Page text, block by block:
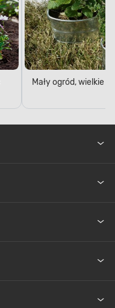
Mały ogród, wielkie